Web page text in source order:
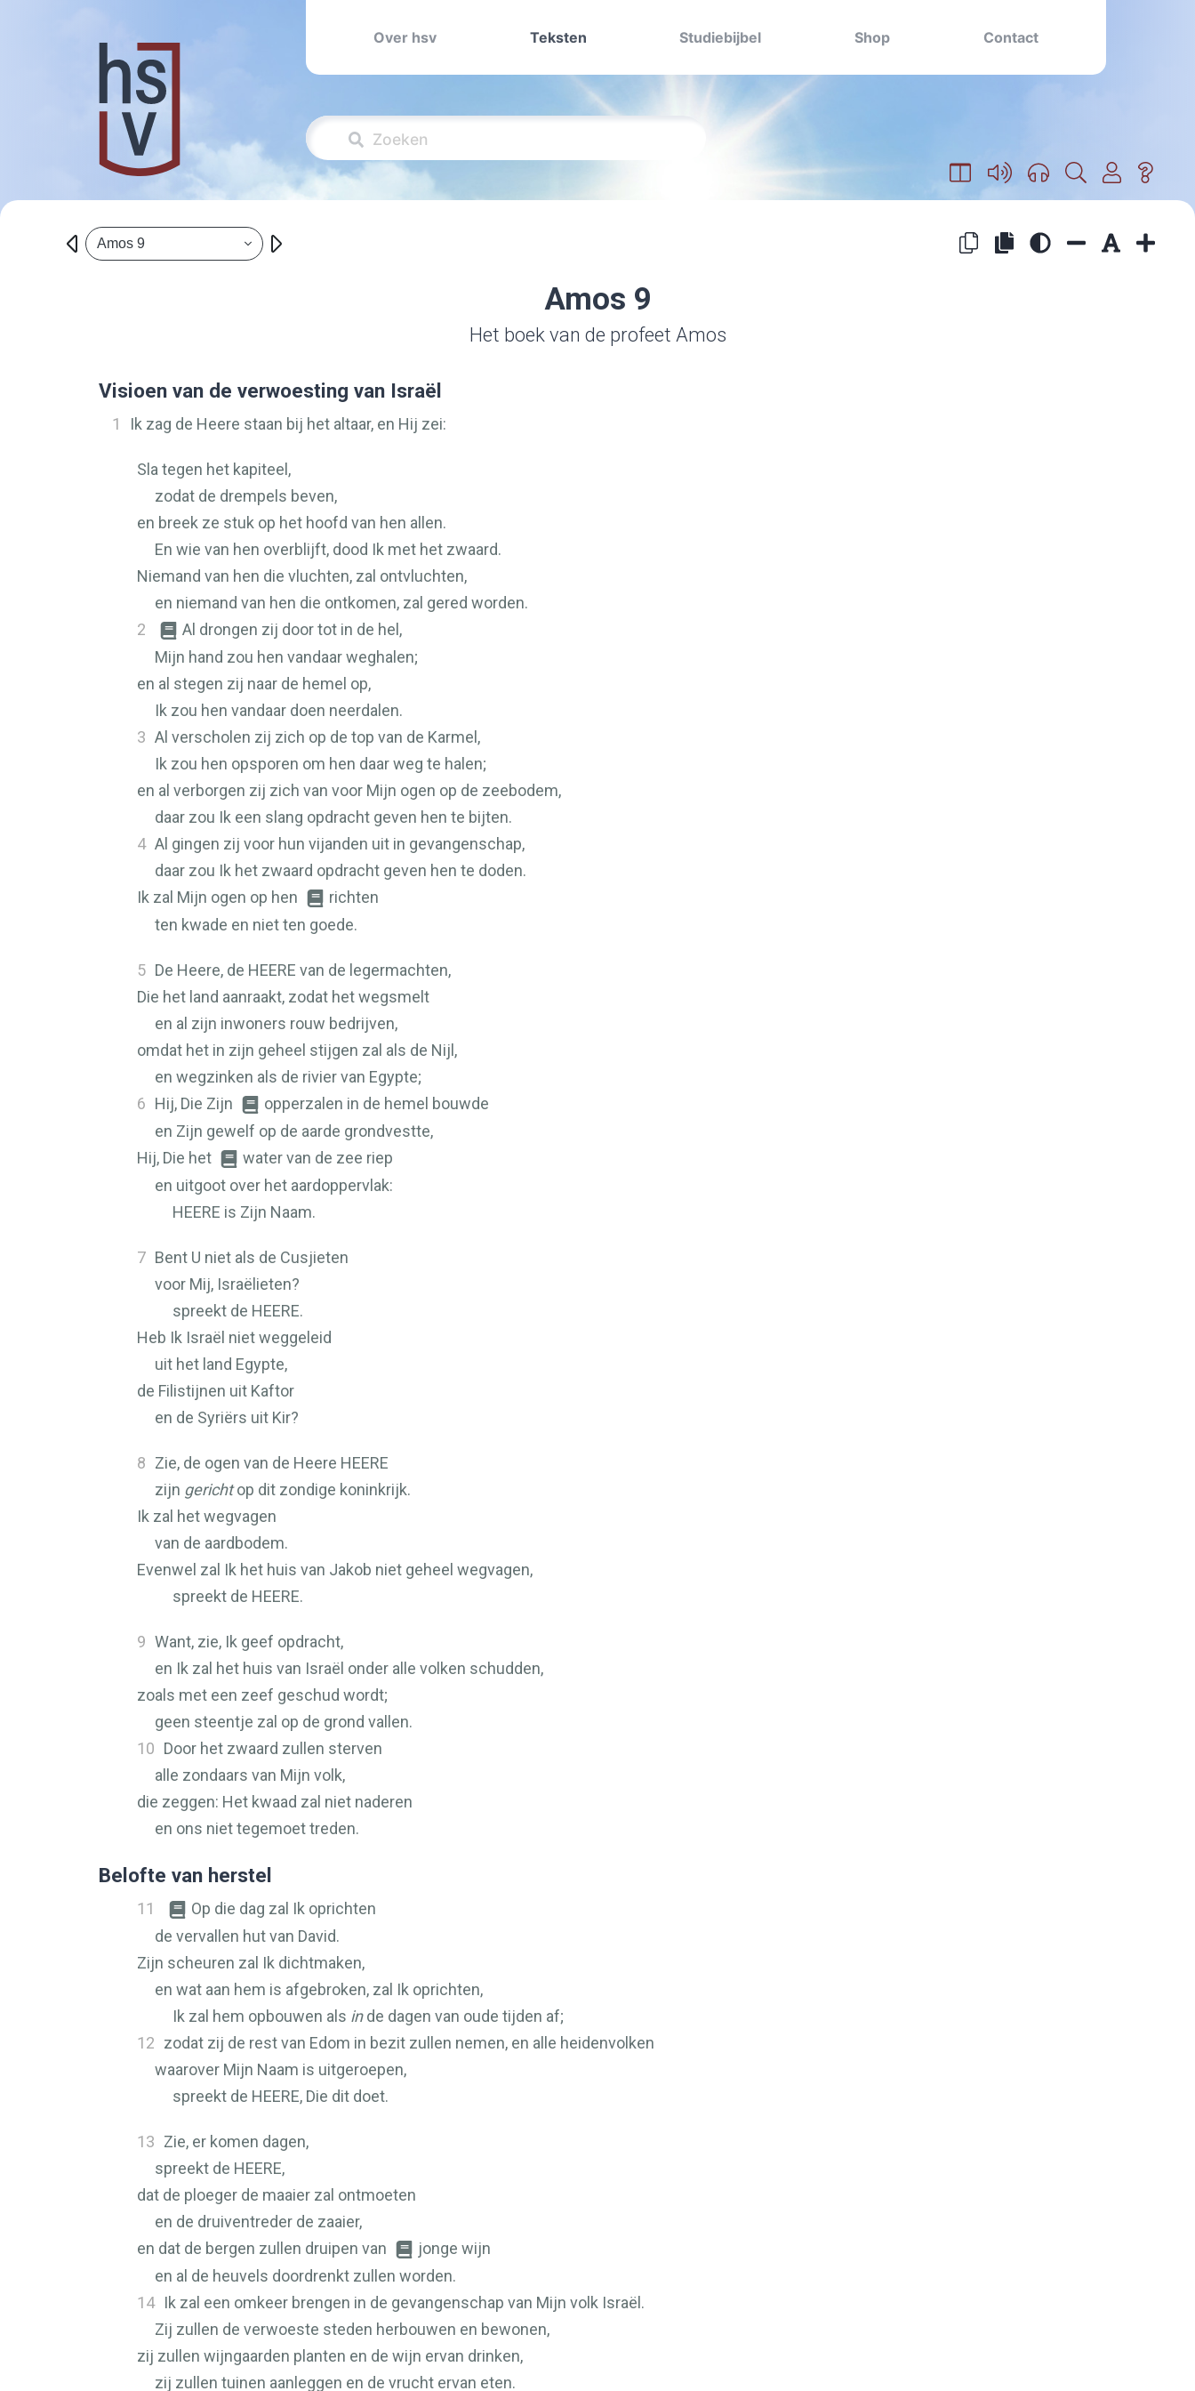
Over hsv Teksten Studiebijbel Shop Contact
Amos 9
Amos 9
Het boek van de profeet Amos
Visioen van de verwoesting van Israël
1 Ik zag de Heere staan bij het altaar, en Hij zei:
Sla tegen het kapiteel,
zodat de drempels beven,
en breek ze stuk op het hoofd van hen allen.
En wie van hen overblijft, dood Ik met het zwaard.
Niemand van hen die vluchten, zal ontvluchten,
en niemand van hen die ontkomen, zal gered worden.
2
Al drongen zij door tot in de hel,
Mijn hand zou hen vandaar weghalen;
en al stegen zij naar de hemel op,
Ik zou hen vandaar doen neerdalen.
3 Al verscholen zij zich op de top van de Karmel,
Ik zou hen opsporen om hen daar weg te halen;
en al verborgen zij zich van voor Mijn ogen op de zeebodem,
daar zou Ik een slang opdracht geven hen te bijten.
4 Al gingen zij voor hun vijanden uit in gevangenschap,
daar zou Ik het zwaard opdracht geven hen te doden.
Ik zal Mijn ogen op hen
richten
ten kwade en niet ten goede.
5 De Heere, de HEERE van de legermachten,
Die het land aanraakt, zodat het wegsmelt
en al zijn inwoners rouw bedrijven,
omdat het in zijn geheel stijgen zal als de Nijl,
en wegzinken als de rivier van Egypte;
6 Hij, Die Zijn
opperzalen in de hemel bouwde
en Zijn gewelf op de aarde grondvestte,
Hij, Die het
water van de zee riep
en uitgoot over het aardoppervlak:
HEERE is Zijn Naam.
7 Bent U niet als de Cusjieten
voor Mij, Israëlieten?
spreekt de HEERE.
Heb Ik Israël niet weggeleid
uit het land Egypte,
de Filistijnen uit Kaftor
en de Syriërs uit Kir?
8 Zie, de ogen van de Heere HEERE
zijn gerichtop dit zondige koninkrijk.
Ik zal het wegvagen
van de aardbodem.
Evenwel zal Ik het huis van Jakob niet geheel wegvagen,
spreekt de HEERE.
9 Want, zie, Ik geef opdracht,
en Ik zal het huis van Israël onder alle volken schudden,
zoals met een zeef geschud wordt;
geen steentje zal op de grond vallen.
10 Door het zwaard zullen sterven
alle zondaars van Mijn volk,
die zeggen: Het kwaad zal niet naderen
en ons niet tegemoet treden.
Belofte van herstel
11
Op die dag zal Ik oprichten
de vervallen hut van David.
Zijn scheuren zal Ik dichtmaken,
en wat aan hem is afgebroken, zal Ik oprichten,
Ik zal hem opbouwen als inde dagen van oude tijden af;
12 zodat zij de rest van Edom in bezit zullen nemen, en alle heidenvolken
waarover Mijn Naam is uitgeroepen,
spreekt de HEERE, Die dit doet.
13 Zie, er komen dagen,
spreekt de HEERE,
dat de ploeger de maaier zal ontmoeten
en de druiventreder de zaaier,
en dat de bergen zullen druipen van
jonge wijn
en al de heuvels doordrenkt zullen worden.
14 Ik zal een omkeer brengen in de gevangenschap van Mijn volk Israël.
Zij zullen de verwoeste steden herbouwen en bewonen,
zij zullen wijngaarden planten en de wijn ervan drinken,
zij zullen tuinen aanleggen en de vrucht ervan eten.